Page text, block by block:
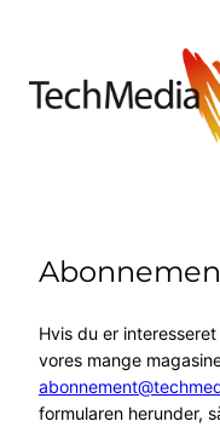
Hvis du er
vores mange
formularen herunder,